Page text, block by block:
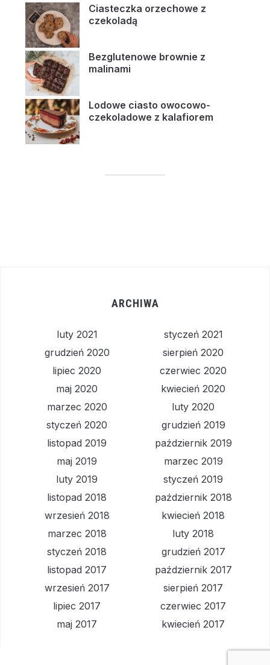
Ciasteczka orzechowe z
czekoladą
Bezglutenowe brownie z
malinami
Lodowe ciasto owocowo-
czekoladowe z kalafiorem
ARCHIWA
luty 2021
styczeń 2021
grudzień 2020
sierpień 2020
lipiec 2020
czerwiec 2020
maj 2020
kwiecień 2020
marzec 2020
luty 2020
styczeń 2020
grudzień 2019
listopad 2019
październik 2019
maj 2019
marzec 2019
luty 2019
styczeń 2019
listopad 2018
październik 2018
wrzesień 2018
kwiecień 2018
marzec 2018
luty 2018
styczeń 2018
grudzień 2017
listopad 2017
październik 2017
wrzesień 2017
sierpień 2017
lipiec 2017
czerwiec 2017
maj 2017
kwiecień 2017